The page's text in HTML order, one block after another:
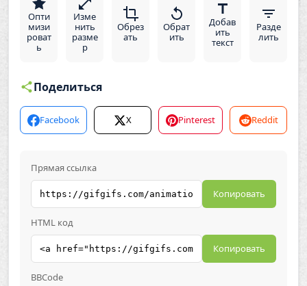
Опти
мизи
роват
ь
Изме
нить
разме
р
Обрез
ать
Обрат
ить
Добав
ить
текст
Разде
лить
Поделиться
Facebook X Pinterest Reddit
Прямая ссылка
Копировать
HTML код
Копировать
BBCode